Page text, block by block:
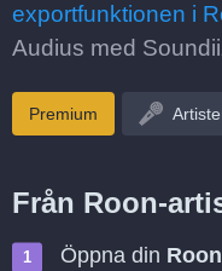
exportfunktionen i
Audius med
Premium
Från Roon-
Öppna din